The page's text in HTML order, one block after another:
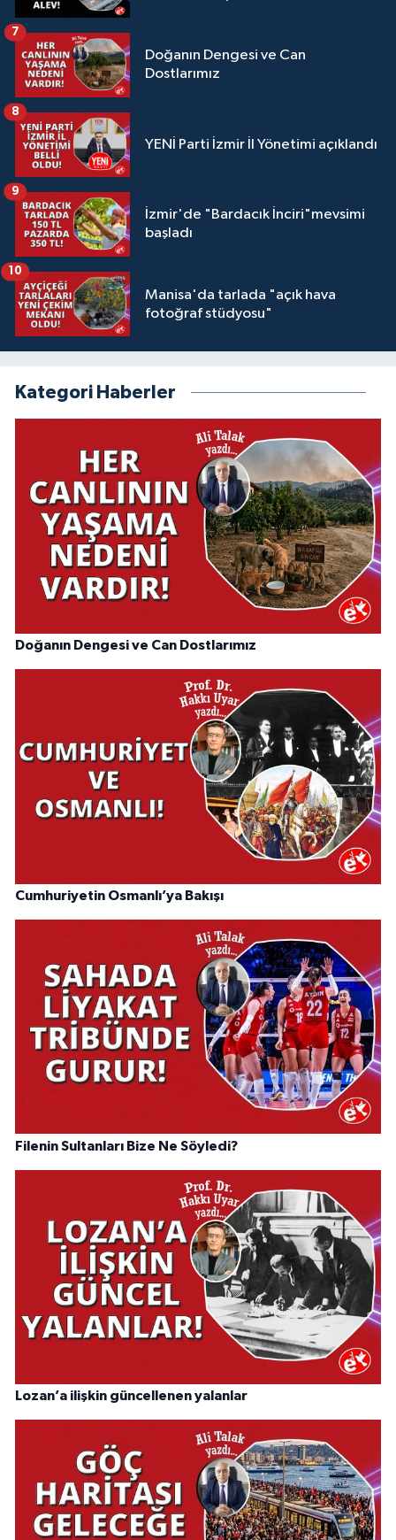
Doğanın Dengesi ve Can
Dostlarımız
7
YENİ Parti İzmir İl Yönetimi açıklandı
8
İzmir'de "Bardacık İnciri"mevsimi
başladı
9
Manisa'da tarlada "açık hava
fotoğraf stüdyosu"
10
Kategori Haberler
Doğanın Dengesi ve Can Dostlarımız
Cumhuriyetin Osmanlı’ya Bakışı
Filenin Sultanları Bize Ne Söyledi?
Lozan’a ilişkin güncellenen yalanlar